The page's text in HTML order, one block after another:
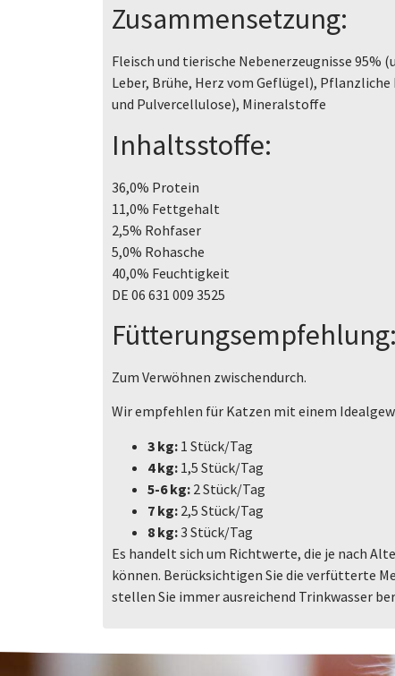
Zusammensetzung:
Fleisch und tierische Nebenerzeugnisse 95%
Leber, Brühe, Herz vom Geflügel), Pflanzliche
und Pulvercellulose), Mineralstoffe
Inhaltsstoffe:
36,0% Protein
11,0% Fettgehalt
2,5% Rohfaser
5,0% Rohasche
40,0% Feuchtigkeit
DE 06 631 009 3525
Fütterungsempfehlung:
Zum Verwöhnen zwischendurch.
Wir empfehlen für Katzen mit einem
3 kg: 1 Stück/Tag
4 kg: 1,5 Stück/Tag
5-6 kg: 2 Stück/Tag
7 kg: 2,5 Stück/Tag
8 kg:3 Stück/Tag
Es handelt sich um Richtwerte, die je nach
können. Berücksichtigen Sie die verfütterte
stellen Sie immer ausreichend Trinkwasser